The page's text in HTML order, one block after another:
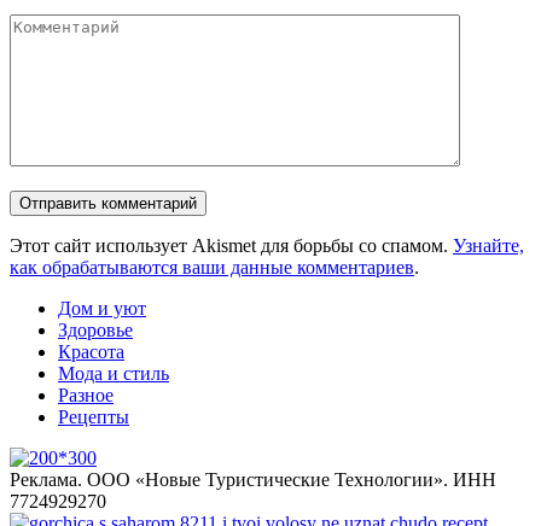
Комментарий
Этот сайт использует Akismet для борьбы со спамом. Узнайте,
как обрабатываются ваши данные комментариев.
Дом и уют
Здоровье
Красота
Мода и стиль
Разное
Рецепты
Реклама. ООО «Новые Туристические Технологии». ИНН
7724929270